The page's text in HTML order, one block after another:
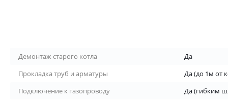
Демонтаж старого котла
Да
Прокладка труб и арматуры
Да (до 1м от
Подключение к газопроводу
Да (гибким